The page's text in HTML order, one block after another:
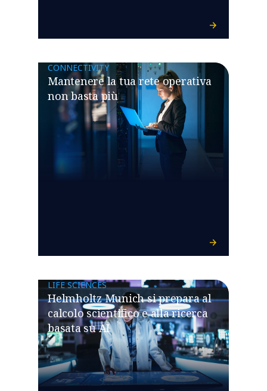
CONNECTIVITY
Mantenere la tua rete operativa
non basta più
LIFE SCIENCES
Helmholtz Munich si prepara al
calcolo scientifico e alla ricerca
basata su AI